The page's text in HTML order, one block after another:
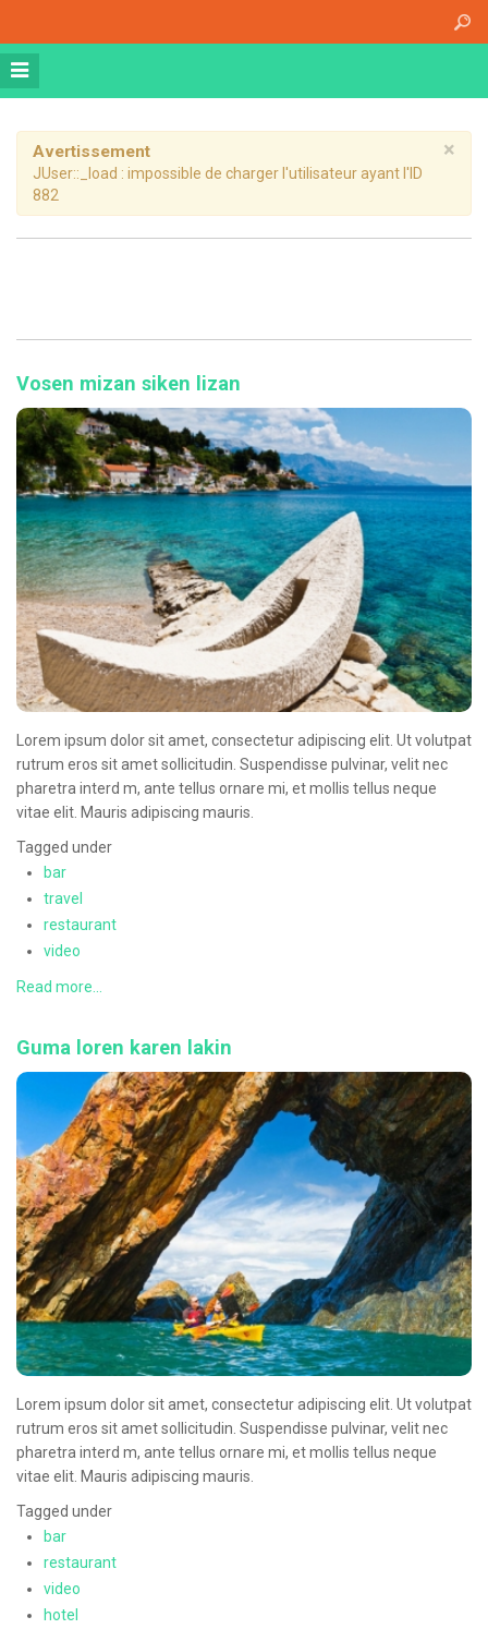
×
Avertissement
JUser::_load : impossible de charger l'utilisateur ayant l'ID
882
Vosen mizan siken lizan
Lorem ipsum dolor sit amet, consectetur adipiscing elit. Ut volutpat
rutrum eros sit amet sollicitudin. Suspendisse pulvinar, velit nec
pharetra interd m, ante tellus ornare mi, et mollis tellus neque
vitae elit. Mauris adipiscing mauris.
Tagged under
bar
travel
restaurant
video
Read more...
Guma loren karen lakin
Lorem ipsum dolor sit amet, consectetur adipiscing elit. Ut volutpat
rutrum eros sit amet sollicitudin. Suspendisse pulvinar, velit nec
pharetra interd m, ante tellus ornare mi, et mollis tellus neque
vitae elit. Mauris adipiscing mauris.
Tagged under
bar
restaurant
video
hotel
A propos
Athena Medical Center (AMC)
Plateau Technique
Hospitalisation de jour
Hospitalisation complète
Imagerie Médicale
Médecine Nucléaire
Radiothérapie
Chirurgie
Oncologie Médicale
Anapath
Biologie
Patients
Professionnels
Formulaires et fiches techniques
Consultations
Nouvelles techniques à AMC
Activités et agenda scientifiques
Formation continue
Documentation
Galerie
CONTACT